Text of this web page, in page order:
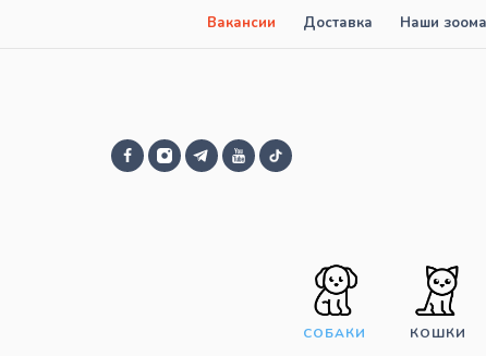
Вакансии Доставка Наши
СОБАКИ КОШКИ